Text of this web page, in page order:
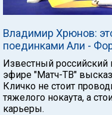
Владимир Хрюнов:
поединками Али -
Известный
эфире "Матч-ТВ"
Кличко не стоит
тяжелого нокаута, а
карьеры.